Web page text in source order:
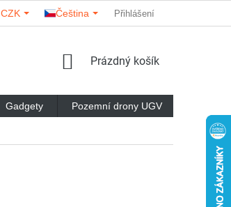
KONTAKTY HODNOCENÍ OBCHODU
CZK Čeština Přihlášení
NÁKUPNÍ
Prázdný košík
Gadgety Pozemní drony UGV